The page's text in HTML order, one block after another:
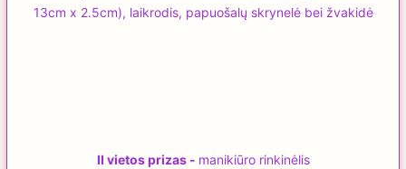
13cm x 2.5cm), laikrodis, papuošalų skrynelė bei žvakidė
II vietos prizas - manikiūro rinkinėlis